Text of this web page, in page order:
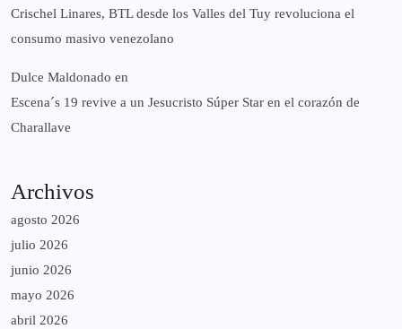
Crischel Linares, BTL desde los Valles del Tuy revoluciona el
consumo masivo venezolano
Dulce Maldonado en
Escena´s 19 revive a un Jesucristo Súper Star en el corazón de
Charallave
Archivos
agosto 2026
julio 2026
junio 2026
mayo 2026
abril 2026